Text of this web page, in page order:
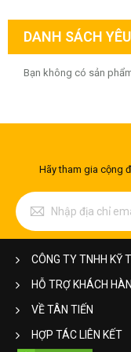
Xử lý hóa chất
Phù hợp ngành
Mịn
Chống bám bẩn
Giá thành hợp lý
Ứng dụng:
Nhà máy thực
Thiết bị công nghiệp
Gia dụng
DANH SÁCH
Bạn không có sản
Hãy tham gia cộng
Đăng
ký
để
nhận
tin
chúng
CÔNG TY TNHH KỸ
HỖ TRỢ KHÁCH
VỀ TÂN TIẾN
HỢP TÁC LIÊN KẾT